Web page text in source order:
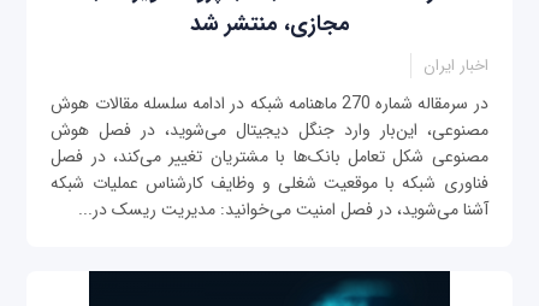
مجازی، منتشر شد
اخبار ایران
در سرمقاله شماره 270 ماهنامه شبکه در ادامه سلسله مقالات هوش
مصنوعی، این‌بار وارد جنگل دیجیتال می‌شوید، در فصل هوش
مصنوعی شکل تعامل بانک‌ها با مشتریان تغییر می‌کند، در فصل
فناوری شبکه با موقعیت شغلی و وظایف کارشناس عملیات شبکه
آشنا می‌شوید، در فصل امنیت می‌خوانید: مدیریت ریسک در...